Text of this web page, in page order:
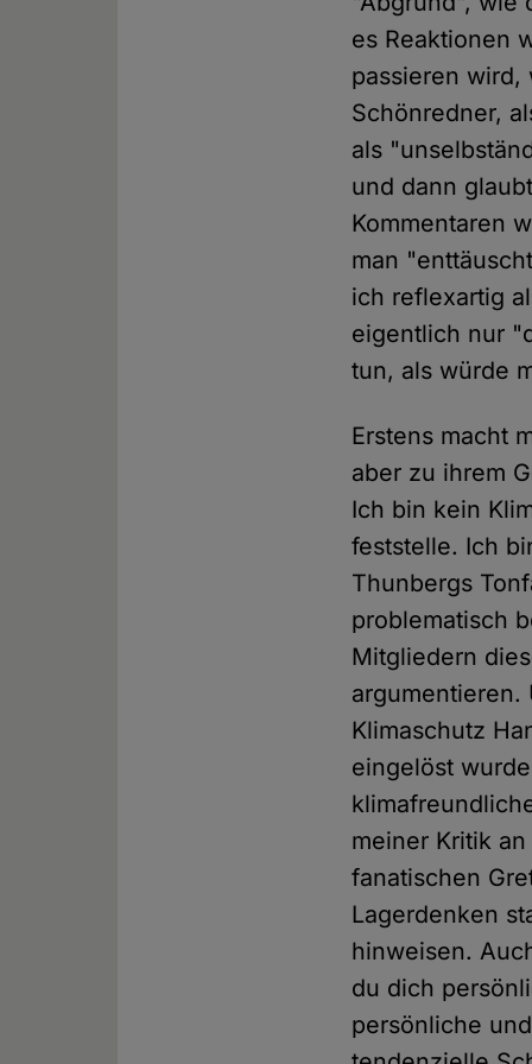
es Reaktionen
passieren wird,
Schönredner,
als
und dann
Kommentaren
man
ich reflexartig
eigentlich nur
tun, als würde
Erstens macht
aber zu ihrem
Ich bin kein
feststelle. Ich
Thunbergs
problematisch
Mitgliedern
argumentieren.
Klimaschutz
eingelöst
meiner Kritik
fanatischen
Lagerdenken
hinweisen.
du dich
persönliche